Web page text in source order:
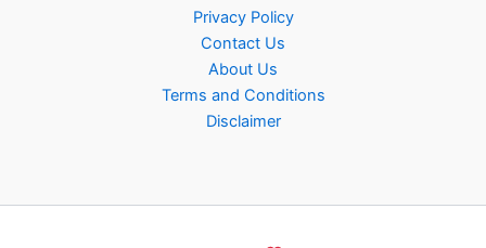
Privacy Policy
Contact Us
About Us
Terms and Conditions
Disclaimer